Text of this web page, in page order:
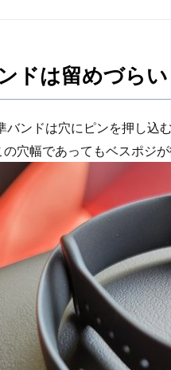
ドは留めづら
バンドは穴にピンを押し込
の穴幅であってもベスポジ